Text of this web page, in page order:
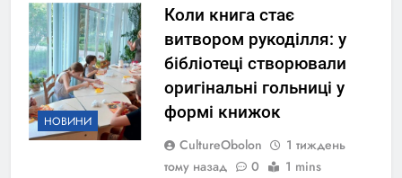
НОВИНИ
Коли книга стає
витвором рукоділля: у
бібліотеці створювали
оригінальні гольниці у
формі книжок
CultureObolon
1 тиждень
тому назад
0 1 mins